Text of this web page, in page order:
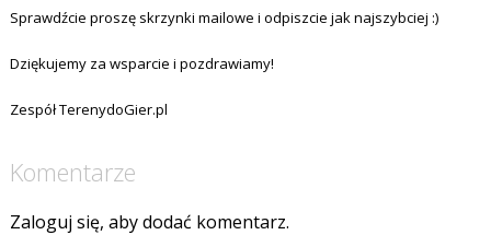
Sprawdźcie proszę skrzynki mailowe i odpiszcie jak najszybciej :)
Dziękujemy za wsparcie i pozdrawiamy!
Zespół TerenydoGier.pl
Komentarze
Zaloguj się, aby dodać komentarz.